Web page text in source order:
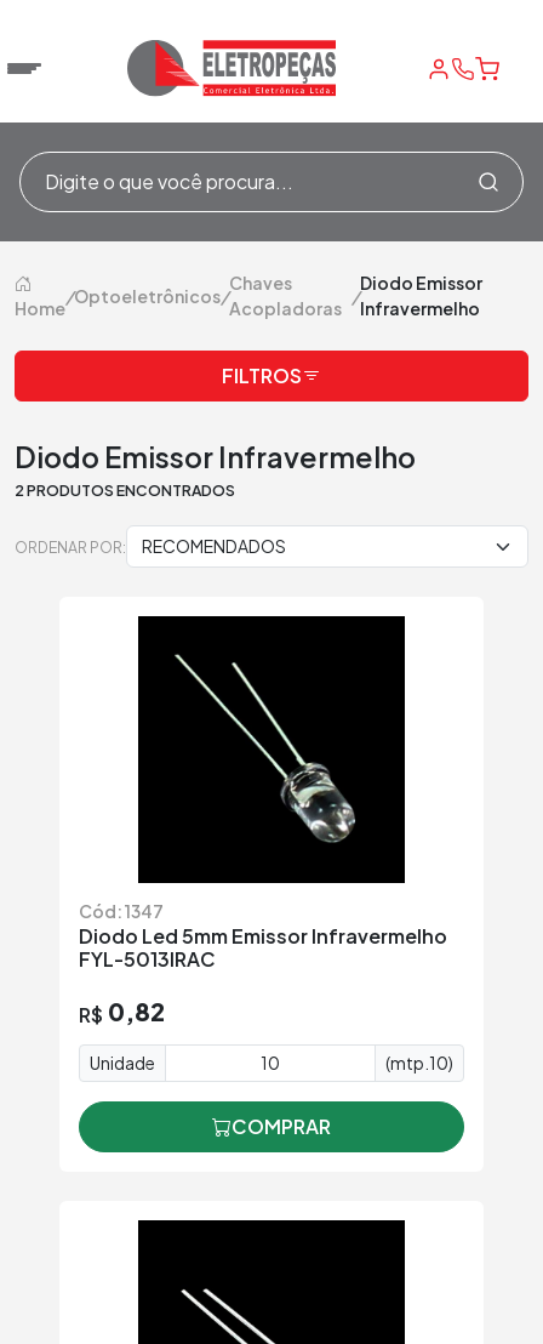
Home
/Optoeletrônicos/
Chaves
Acopladoras
/
Diodo Emissor
Infravermelho
FILTROS
Diodo Emissor Infravermelho
2 PRODUTOS ENCONTRADOS
ORDENAR POR:
Cód: 1347
Diodo Led 5mm Emissor Infravermelho
FYL-5013IRAC
R$ 0,82
Unidade (mtp.10)
COMPRAR